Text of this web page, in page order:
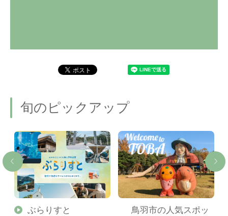
旬のピックアップ
ぶらりすと 鳥羽市の人気スポッ